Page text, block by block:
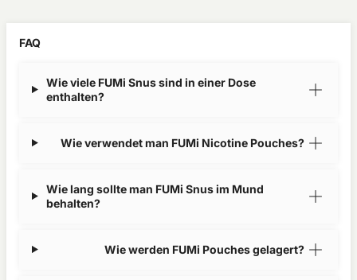
FAQ
Wie viele FUMi Snus sind in einer Dose
enthalten?
Wie verwendet man FUMi Nicotine Pouches?
Wie lang sollte man FUMi Snus im Mund
behalten?
Wie werden FUMi Pouches gelagert?